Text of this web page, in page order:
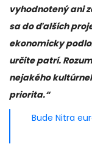
vyhodnotený ani
sa do ďalších
ekonomicky
určite patrí.
nejakého
priorita.“
Bude Nitra